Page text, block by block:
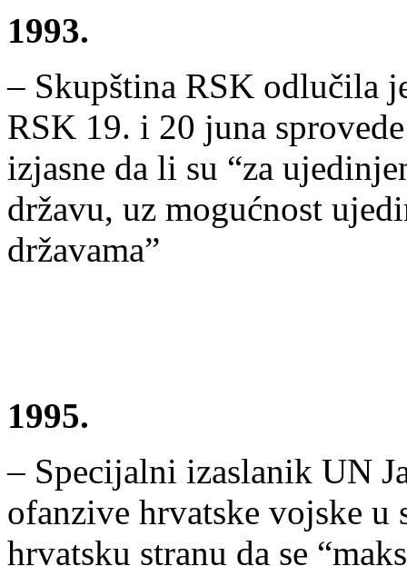
1993.
– Skupština RSK odlučila
RSK 19. i 20 juna
izjasne da li su “za
državu, uz mogućnost
državama”
1995.
– Specijalni izaslanik UN
ofanzive hrvatske vojske u
hrvatsku stranu da se